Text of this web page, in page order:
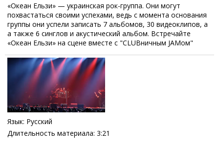
«Океан Ельзи» — украинская рок-группа. Они могут
похвастаться своими успехами, ведь с момента основания
группы они успели записать 7 альбомов, 30 видеоклипов, а
а также 6 синглов и акустический альбом. Встречайте
«Океан Ельзи» на сцене вместе с "CLUBничным JAMом"
Язык: Русский
Длительность материала: 3:21